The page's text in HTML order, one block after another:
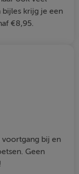
krijg je een
€8,95.
bij en
Geen